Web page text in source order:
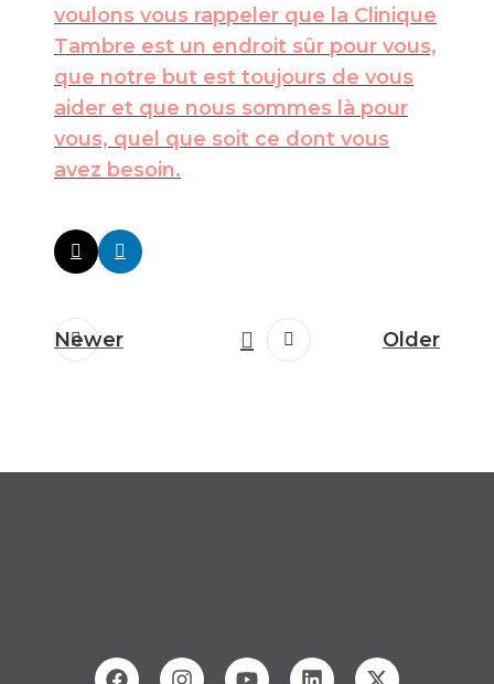
voulons vous rappeler que la Clinique
Tambre est un endroit sûr pour vous,
que notre but est toujours de vous
aider et que nous sommes là pour
vous, quel que soit ce dont vous
avez besoin.
Newer Older